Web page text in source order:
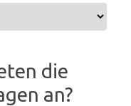
die
an?